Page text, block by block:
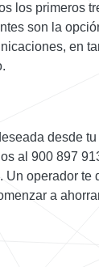
los primeros
son la
en
desde
al 900 897
Un operador te
a